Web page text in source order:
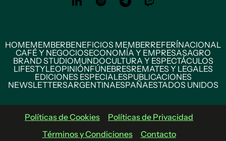
HOMEMEMBERBENEFICIOS MEMBERREFERÍNACIONAL
CAFÉ Y NEGOCIOSECONOMÍA Y EMPRESASAGRO
BRAND STUDIOMUNDOCULTURA Y ESPECTÁCULOS
LIFESTYLEOPINIÓNFÚNEBRESREMATES Y LEGALES
EDICIONES ESPECIALESPUBLICACIONES
NEWSLETTERSARGENTINAESPAÑAESTADOS UNIDOS
Políticas de Cookies
Políticas de Privacidad
Términos y Condiciones
Contacto